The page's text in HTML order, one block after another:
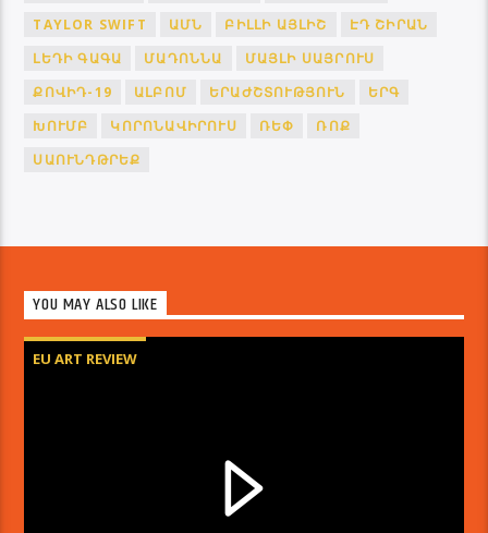
TAYLOR SWIFT ԱՄՆ ԲԻԼԼԻ ԱՅԼԻՇ
ԷԴ ՇԻՐԱՆ
ԼԵԴԻ ԳԱԳԱ
ՄԱԴՈՆՆԱ
ՄԱՅԼԻ ՍԱՅՐՈՒՍ
ՔՈՎԻԴ-19
ԱԼԲՈՄ ԵՐԱԺՇՏՈՒԹՅՈՒՆ
ԵՐԳ
ԽՈՒՄԲ
ԿՈՐՈՆԱՎԻՐՈՒՍ ՌԵՓ
ՌՈՔ
ՍԱՈՒՆԴԹՐԵՔ
YOU MAY ALSO LIKE
EU ART REVIEW